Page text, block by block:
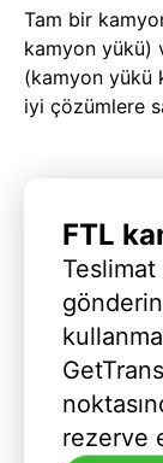
Tam bir
kamyon yükü)
(kamyon yükü
iyi çözümlere
FTL
rezerve